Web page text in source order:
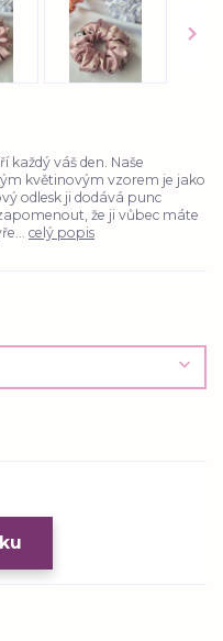
každý váš den. Naše
květinovým vzorem je jako
odlesk ji dodává punc
že ji vůbec máte
celý popis